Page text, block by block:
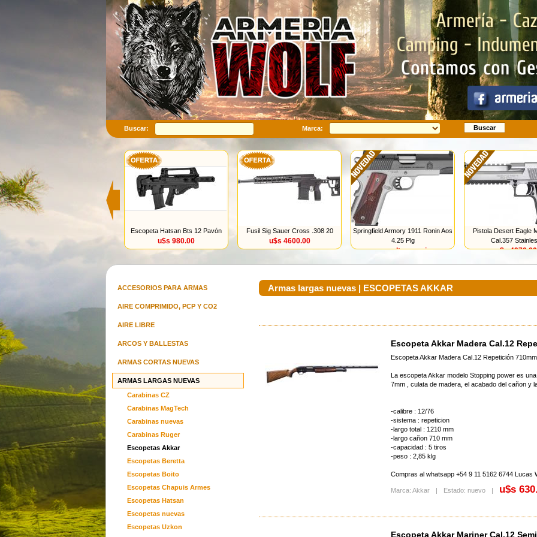
Buscar: Marca: Buscar
Escopeta Hatsan Bts 12 Pavón
u$s 980.00
Fusil Sig Sauer Cross .308 20
u$s 4600.00
Springfield Armory 1911 Ronin Aos
4.25 Plg
consultar precio
Pistola Desert Eagle
Cal.357
u$s 4970.00
consultar precio u$s 3000.00 consultar
u$s 1060.00
Pistola Hk Heckler & Koch P2000
Sk 9mm
u$s 2020.00
ACCESORIOS PARA ARMAS
AIRE COMPRIMIDO, PCP Y CO2
AIRE LIBRE
ARCOS Y BALLESTAS
ARMAS CORTAS NUEVAS
ARMAS LARGAS NUEVAS
Carabinas CZ
Carabinas MagTech
Carabinas nuevas
Carabinas Ruger
Escopetas Akkar
Escopetas Beretta
Escopetas Boito
Escopetas Chapuis Armes
Escopetas Hatsan
Escopetas nuevas
Escopetas Uzkon
Armas largas nuevas | ESCOPETAS AKKAR
Escopeta Akkar Madera Cal.12
Escopeta Akkar Madera Cal.12 Repetición 710mm
La escopeta Akkar modelo Stopping power es
7mm , culata de madera, el acabado del cañon y
-calibre : 12/76
-sistema : repeticion
-largo total : 1210 mm
-largo cañon 710 mm
-capacidad : 5 tiros
-peso : 2,85 klg
Compras al whatsapp +54 9 11 5162 6744 Lucas
Marca: Akkar | Estado: nuevo | u$s
Escopeta Akkar Mariner Cal.12